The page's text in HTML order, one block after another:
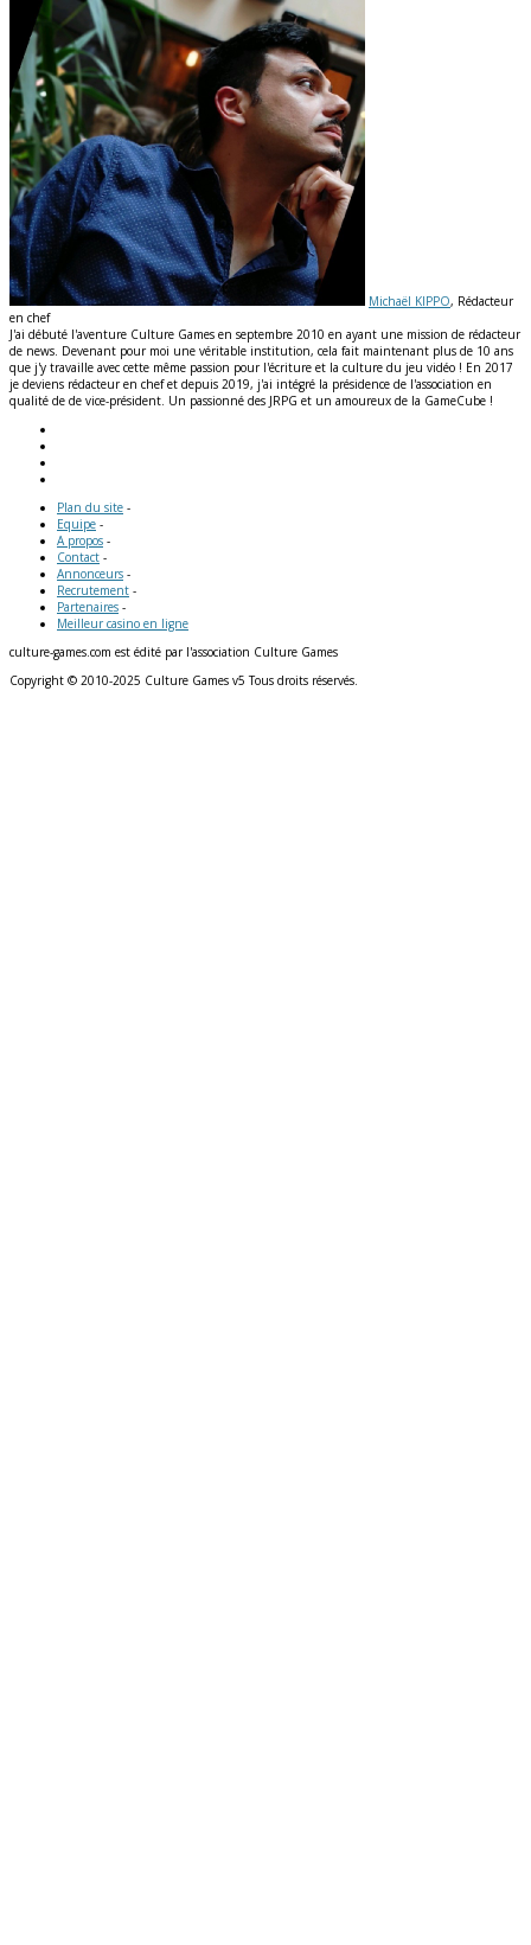
Michaël KIPPO, Rédacteur
en chef
J'ai débuté l'aventure Culture Games en septembre 2010 en ayant une mission de rédacteur
de news. Devenant pour moi une véritable institution, cela fait maintenant plus de 10 ans
que j'y travaille avec cette même passion pour l'écriture et la culture du jeu vidéo ! En 2017
je deviens rédacteur en chef et depuis 2019, j'ai intégré la présidence de l'association en
qualité de de vice-président. Un passionné des JRPG et un amoureux de la GameCube !
Plan du site -
Equipe -
A propos -
Contact -
Annonceurs -
Recrutement -
Partenaires -
Meilleur casino en ligne
culture-games.com est édité par l'association Culture Games
Copyright © 2010-2025 Culture Games v5 Tous droits réservés.